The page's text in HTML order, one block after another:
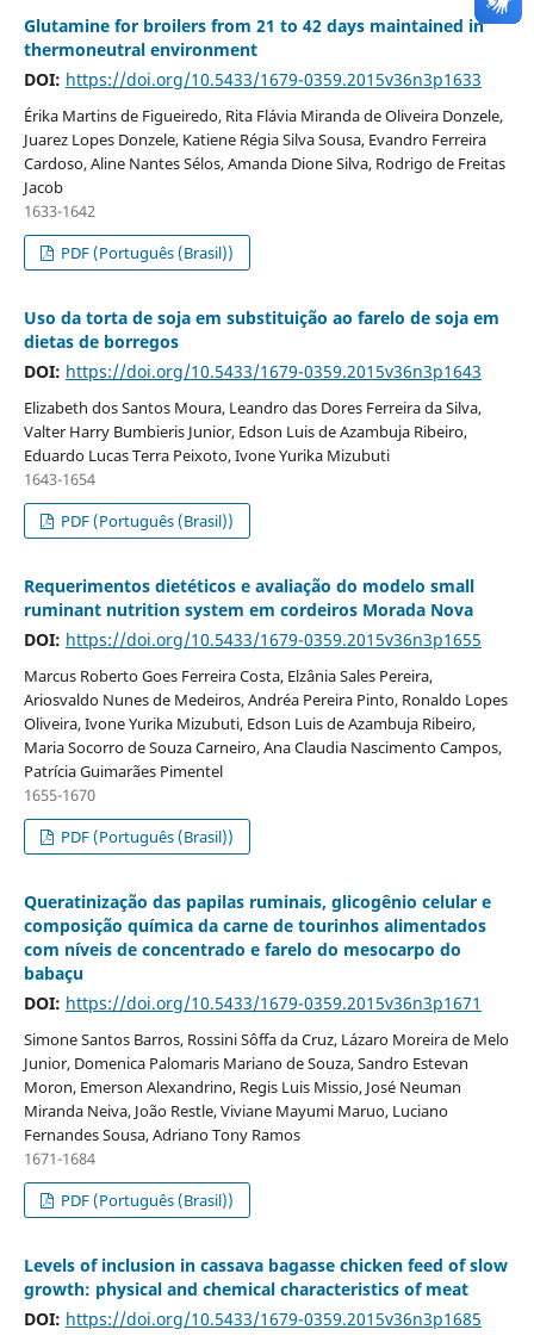
Glutamine for broilers from 21 to 42 days maintained in
thermoneutral environment
DOI: https://doi.org/10.5433/1679-0359.2015v36n3p1633
Érika Martins de Figueiredo, Rita Flávia Miranda de Oliveira Donzele,
Juarez Lopes Donzele, Katiene Régia Silva Sousa, Evandro Ferreira
Cardoso, Aline Nantes Sélos, Amanda Dione Silva, Rodrigo de Freitas
Jacob
1633-1642
PDF (Português (Brasil))
Uso da torta de soja em substituição ao farelo de soja em
dietas de borregos
DOI: https://doi.org/10.5433/1679-0359.2015v36n3p1643
Elizabeth dos Santos Moura, Leandro das Dores Ferreira da Silva,
Valter Harry Bumbieris Junior, Edson Luis de Azambuja Ribeiro,
Eduardo Lucas Terra Peixoto, Ivone Yurika Mizubuti
1643-1654
PDF (Português (Brasil))
Requerimentos dietéticos e avaliação do modelo small
ruminant nutrition system em cordeiros Morada Nova
DOI: https://doi.org/10.5433/1679-0359.2015v36n3p1655
Marcus Roberto Goes Ferreira Costa, Elzânia Sales Pereira,
Ariosvaldo Nunes de Medeiros, Andréa Pereira Pinto, Ronaldo Lopes
Oliveira, Ivone Yurika Mizubuti, Edson Luis de Azambuja Ribeiro,
Maria Socorro de Souza Carneiro, Ana Claudia Nascimento Campos,
Patrícia Guimarães Pimentel
1655-1670
PDF (Português (Brasil))
Queratinização das papilas ruminais, glicogênio celular e
composição química da carne de tourinhos alimentados
com níveis de concentrado e farelo do mesocarpo do
babaçu
DOI: https://doi.org/10.5433/1679-0359.2015v36n3p1671
Simone Santos Barros, Rossini Sôffa da Cruz, Lázaro Moreira de Melo
Junior, Domenica Palomaris Mariano de Souza, Sandro Estevan
Moron, Emerson Alexandrino, Regis Luis Missio, José Neuman
Miranda Neiva, João Restle, Viviane Mayumi Maruo, Luciano
Fernandes Sousa, Adriano Tony Ramos
1671-1684
PDF (Português (Brasil))
Levels of inclusion in cassava bagasse chicken feed of slow
growth: physical and chemical characteristics of meat
DOI: https://doi.org/10.5433/1679-0359.2015v36n3p1685